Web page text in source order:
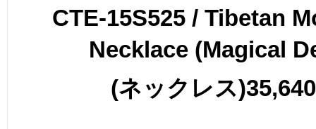
CTE-15S525 / Tibetan
Necklace (Magical
(ネックレス